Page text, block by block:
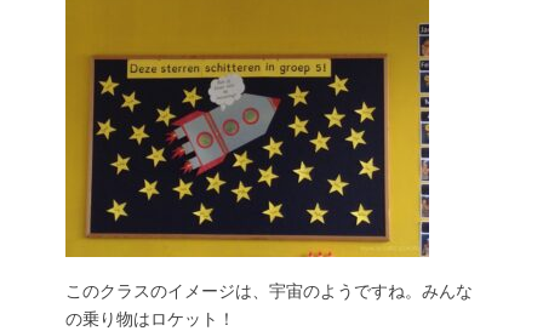
このクラスのイメージは、宇宙のようですね。みんな
の乗り物はロケット！